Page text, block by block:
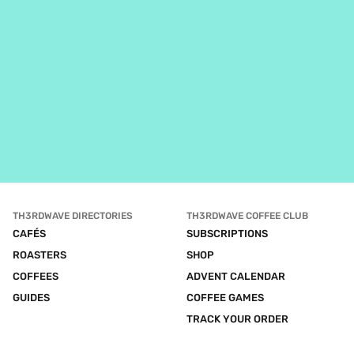
TH3RDWAVE DIRECTORIES
CAFÉS
ROASTERS
COFFEES
GUIDES
TH3RDWAVE COFFEE CLUB
SUBSCRIPTIONS
SHOP
ADVENT CALENDAR
COFFEE GAMES
TRACK YOUR ORDER